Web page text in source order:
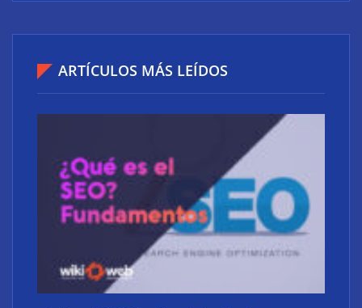
ARTÍCULOS MÁS LEÍDOS